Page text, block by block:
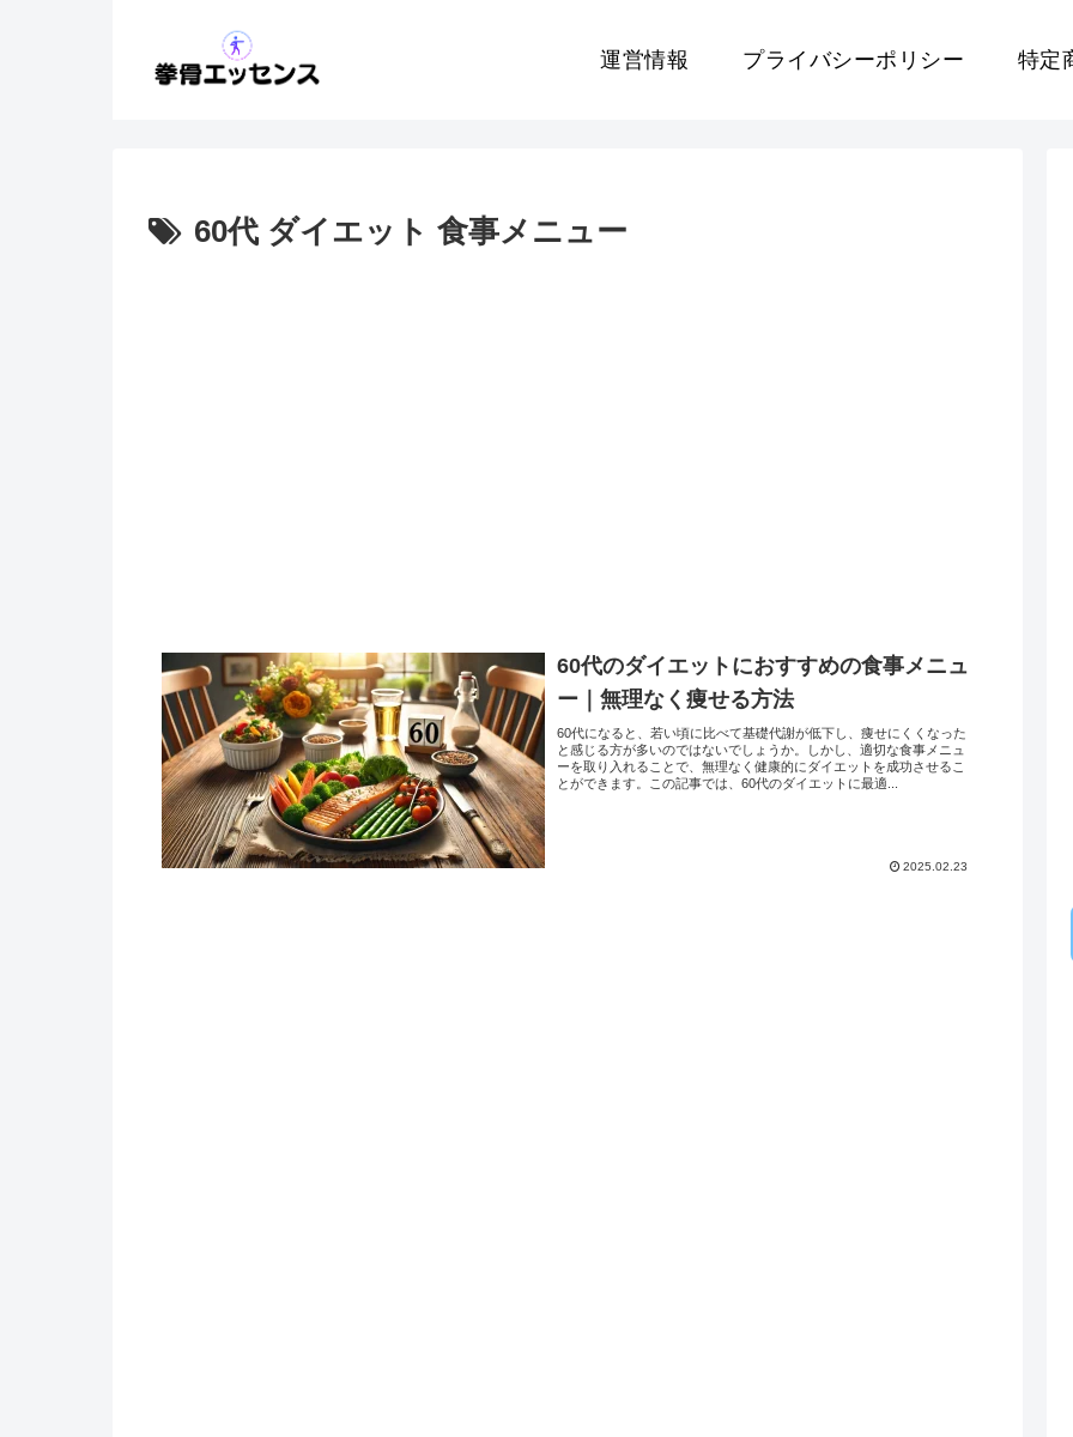
運営情報 プライバシーポリシー 特定
60代 ダイエット 食事メニュー
60代のダイエットにおすすめの食事メニュ
ー｜無理なく痩せる方法
60代になると、若い頃に比べて基礎代謝が低下し、痩せにくくなった
と感じる方が多いのではないでしょうか。しかし、適切な食事メニュ
ーを取り入れることで、無理なく健康的にダイエットを成功させるこ
とができます。この記事では、60代のダイエットに最適...
2025.02.23